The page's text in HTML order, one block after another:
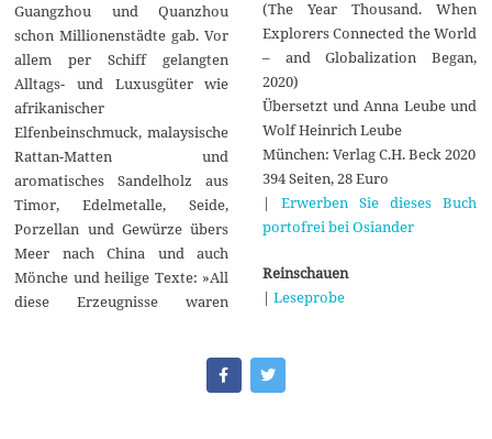
Guangzhou und Quanzhou
schon Millionenstädte gab. Vor
allem per Schiff gelangten
Alltags- und Luxusgüter wie
afrikanischer
Elfenbeinschmuck, malaysische
Rattan-Matten und
aromatisches Sandelholz aus
Timor, Edelmetalle, Seide,
Porzellan und Gewürze übers
Meer nach China und auch
Mönche und heilige Texte: »All
diese Erzeugnisse waren
(The Year Thousand. When
Explorers Connected the World
– and Globalization Began,
2020)
Übersetzt und Anna Leube und
Wolf Heinrich Leube
München: Verlag C.H. Beck 2020
394 Seiten, 28 Euro
| Erwerben Sie dieses Buch
portofrei bei Osiander
Reinschauen
| Leseprobe